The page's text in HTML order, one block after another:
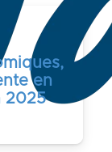
en
2025